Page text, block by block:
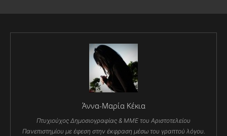
Άννα-Μαρία Κέκια
Πτυχιούχος Δημοσιογραφίας & ΜΜΕ του Αριστοτελείου
Πανεπιστημίου με έφεση στην έκφραση μέσω του γραπτού λόγου.